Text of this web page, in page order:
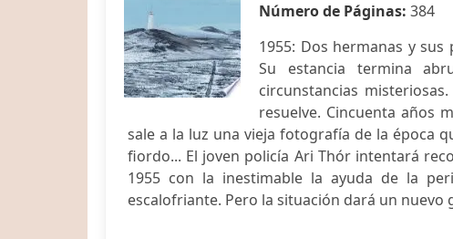
Número de Páginas: 384
1955: Dos hermanas y
Su estancia termina
circunstancias
resuelve. Cincuenta años
sale a la luz una vieja fotografía de la época
fiordo... El joven policía Ari Thór intentará
1955 con la inestimable la ayuda de la
escalofriante. Pero la situación dará un